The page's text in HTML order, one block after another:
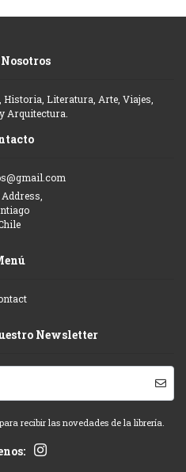
Historia, Literatura, Arte, Viajes,
Arquitectura.
Newsletter
recibir las novedades de la librería.